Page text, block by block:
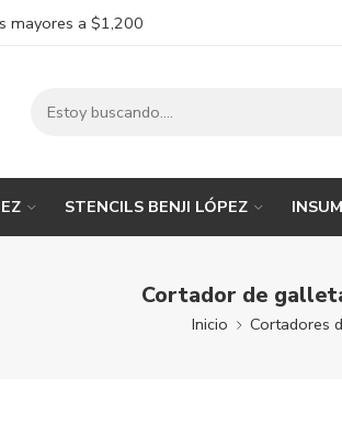
mayores a $1,200
STENCILS BENJI LÓPEZ
Cortador de
Inicio Cortadores